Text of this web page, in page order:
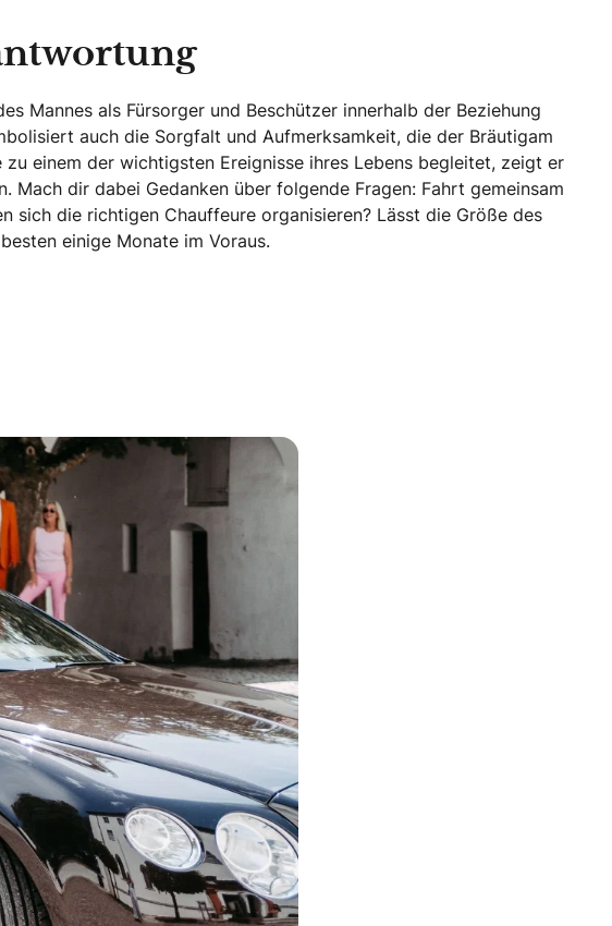
Mannes als Fürsorger und Beschützer innerhalb der Beziehung
auch die Sorgfalt und Aufmerksamkeit, die der Bräutigam
einem der wichtigsten Ereignisse ihres Lebens begleitet, zeigt er
dir dabei Gedanken über folgende Fragen: Fahrt gemeinsam
sich die richtigen Chauffeure organisieren? Lässt die Größe des
einige Monate im Voraus.